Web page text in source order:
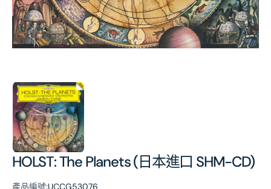
HOLST: The Planets (日本進口 SHM-CD)
產品編號:UCCG53076
啟
第
1
張